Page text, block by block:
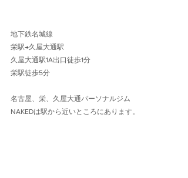
地下鉄名城線
栄駅→久屋大通駅
久屋大通駅1A出口徒歩1分
栄駅徒歩5分
名古屋、栄、久屋大通パーソナルジム
NAKEDは駅から近いところにあります。